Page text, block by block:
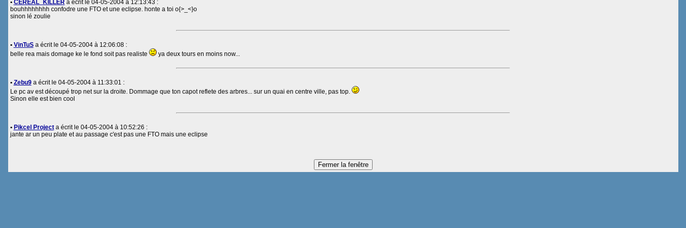
• CEREAL_KILLERa écrit le 04-05-2004 à 12:13:43 :
bouhhhhhhhh confodre une FTO et une eclipse. honte a toi o{>_<}o
sinon lé zoulie
• VinTuSa écrit le 04-05-2004 à 12:06:08 :
belle rea mais domage ke le fond soit pas realiste
ya deux tours en moins now...
• Zebu9a écrit le 04-05-2004 à 11:33:01 :
Le pc av est découpé trop net sur la droite. Dommage que ton capot reflete des arbres... sur un quai en centre ville, pas top.
Sinon elle est bien cool
• Pikcel Projecta écrit le 04-05-2004 à 10:52:26 :
jante ar un peu plate et au passage c'est pas une FTO mais une eclipse